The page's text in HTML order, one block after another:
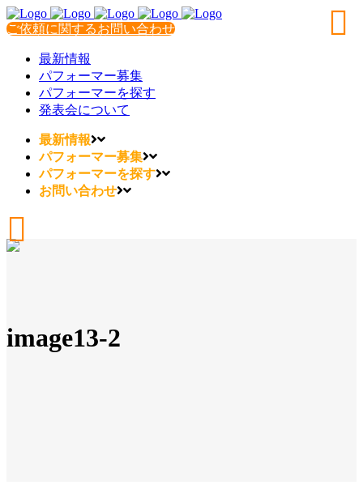
ご依頼に関するお問い合わせ
最新情報
パフォーマー募集
パフォーマーを探す
発表会について
最新情報
パフォーマー募集
パフォーマーを探す
お問い合わせ
image13-2